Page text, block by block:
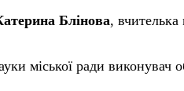
атерина Блінова,
міської ради